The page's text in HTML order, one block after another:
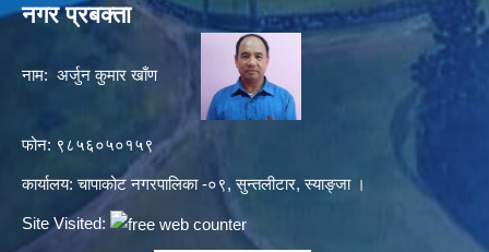
नगर प्रबक्ता
नाम: अर्जुन कुमार खाँण
फोन: ९८५६०५०१५९
कार्यालय: चापाकोट नगरपालिका -०९, सुन्तलीटार, स्याङ्जा ।
Site Visited: